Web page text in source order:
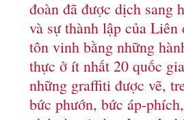
đoàn đã được dịch sang
và sự thành lập của Liên
tôn vinh bằng những
thực ở ít nhất 20 quốc
những graffiti được vẽ,
bức phướn, bức áp-